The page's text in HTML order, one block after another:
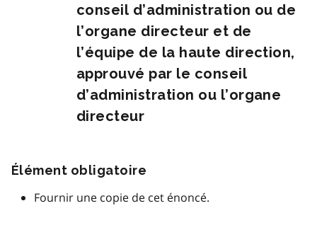
conseil d’administration ou de
l’organe directeur et de
l’équipe de la haute direction,
approuvé par le conseil
d’administration ou l’organe
directeur
Élément obligatoire
Fournir une copie de cet énoncé.